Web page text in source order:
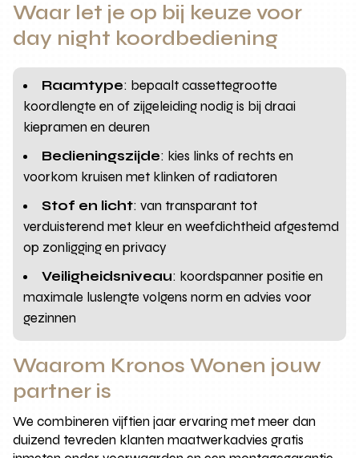
Waar let je op bij keuze voor
day night koordbediening
Raamtype: bepaalt cassettegrootte
koordlengte en of zijgeleiding nodig is bij draai
kiepramen en deuren
Bedieningszijde: kies links of rechts en
voorkom kruisen met klinken of radiatoren
Stof en licht: van transparant tot
verduisterend met kleur en weefdichtheid afgestemd
op zonligging en privacy
Veiligheidsniveau: koordspanner positie en
maximale luslengte volgens norm en advies voor
gezinnen
Waarom Kronos Wonen jouw
partner is
We combineren vijftien jaar ervaring met meer dan
duizend tevreden klanten maatwerkadvies gratis